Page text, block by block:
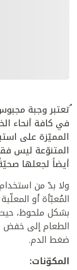
تعتبر وجبة
في كافة أنحاء
المميّزة على
المتنوّعة ليس
أيضاً لجعلها
ولا بدّ من
المُعبّأة أو
بشكل ملحوظ،
الطعام إلى خفض
ضغط الدم.
المكوّنات: